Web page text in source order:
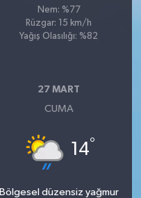
Nem: %77
Rüzgar: 15 km/h
Yağış Olasılığı: %82
27 MART
CUMA
14°
Bölgesel düzensiz yağmur